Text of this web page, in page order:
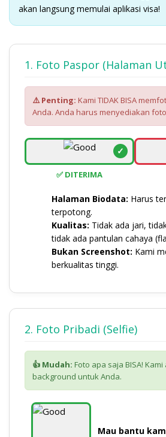
akan langsung memulai aplikasi visa!
1. Foto Paspor (Halaman
⚠️ Penting: Kami TIDAK BISA
Anda. Anda harus menyediakan
✓
✅ DITERIMA
Halaman Biodata: Harus
terpotong.
Kualitas: Tidak ada jari,
tidak ada pantulan cahaya
Bukan Screenshot: Kami
berkualitas tinggi.
2. Foto Pribadi (Selfie)
👍 Mudah: Foto apa saja BISA!
background untuk Anda.
Mau bantu